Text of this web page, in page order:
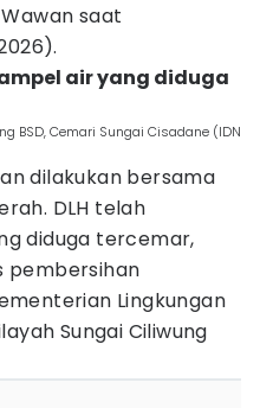
saat
air yang diduga
BSD, Cemari Sungai Cisadane (IDN
dilakukan bersama
DLH telah
diduga tercemar,
pembersihan
Lingkungan
Sungai Ciliwung